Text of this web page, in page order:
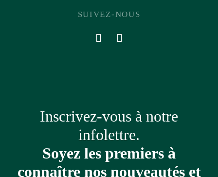
SUIVEZ-NOUS
Inscrivez-vous à notre
infolettre.
Soyez les premiers à
connaître nos nouveautés et